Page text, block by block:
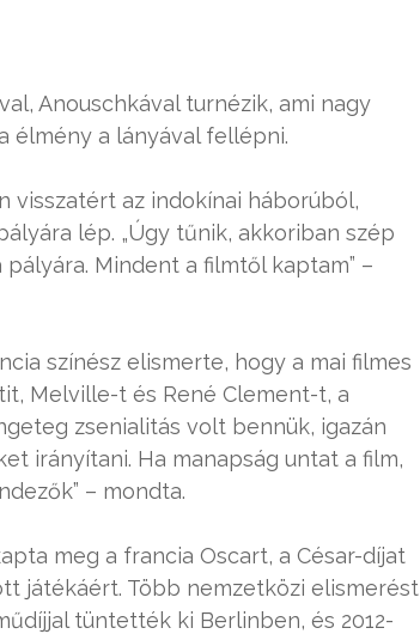
Anouschkával turnézik, ami nagy
élmény a lányával fellépni.
visszatért az indokínai háborúból,
lép. „Úgy tűnik, akkoriban szép
Mindent a filmtől kaptam” –
színész elismerte, hogy a mai filmes
Melville-t és René Clement-t, a
zsenialitás volt bennük, igazán
irányítani. Ha manapság untat a film,
– mondta.
meg a francia Oscart, a César-díjat
játékáért. Több nemzetközi elismerést
tüntették ki Berlinben, és 2012-